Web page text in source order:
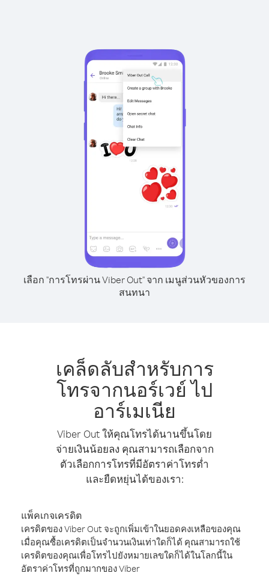
เลือก "การโทรผ่าน Viber Out" จาก เมนูส่วนหัวของการ
สนทนา
เคล็ดลับสำหรับการ
โทรจากนอร์เวย์ ไป
อาร์เมเนีย
Viber Out ให้คุณโทรได้นานขึ้นโดย
จ่ายเงินน้อยลง คุณสามารถเลือกจาก
ตัวเลือกการโทรที่มีอัตราค่าโทรต่ำ
และยืดหยุ่นได้ของเรา:
แพ็คเกจเครดิต
เครดิตของ Viber Out จะถูกเพิ่มเข้าในยอดคงเหลือของคุณ
เมื่อคุณซื้อเครดิตเป็นจำนวนเงินเท่าใดก็ได้ คุณสามารถใช้
เครดิตของคุณเพื่อโทรไปยังหมายเลขใดก็ได้ในโลกนี้ใน
อัตราค่าโทรที่ถูกมากของ Viber